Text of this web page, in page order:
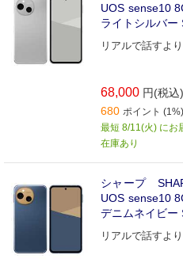
UOS sense10
ライトシルバー
リアルで話すよ
68,000 円(税込)
680 ポイント (1%)
最短 8/11(火) にお
在庫あり
シャープ
UOS sense10
デニムネイビー
リアルで話すよ